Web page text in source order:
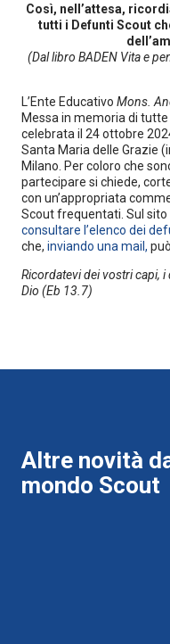
Così, nell’attesa,
tutti i Defunti Scout
(Dal libro BADEN Vita e
L’Ente Educativo Mons.
Messa in memoria di
celebrata il 24 ottobre
Santa Maria delle Grazie
Milano. Per coloro che
partecipare si chiede,
con un’appropriata
Scout frequentati. Sul sito
consultare l’elenco dei
che, inviando una mail,
Ricordatevi dei vostri capi,
Dio (Eb 13.7)
Altre novità
mondo Scout